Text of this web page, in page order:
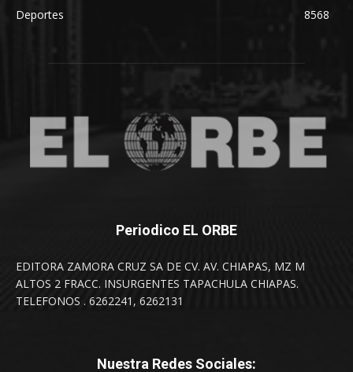
Deportes
8568
Periodico EL ORBE
EDITORA ZAMORA CRUZ SA DE CV. AV. CHIAPAS, MZ M
ALTOS 2 FRACC. INSURGENTES TAPACHULA CHIAPAS.
TELEFONOS . 6262241, 6262131
Nuestra Redes Sociales: